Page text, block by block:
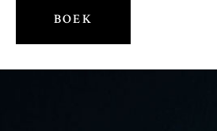
BOEK